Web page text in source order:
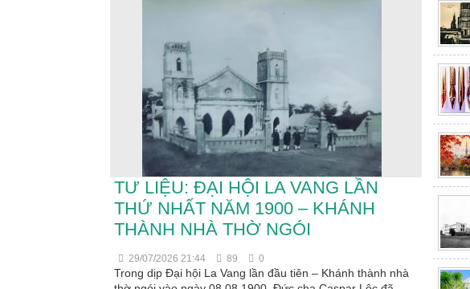
TƯ LIỆU: ĐẠI HỘI LA VANG LẦN
THỨ NHẤT NĂM 1900 – KHÁNH
THÀNH NHÀ THỜ NGÓI
29/07/2026 21:44 89 0
Trong dịp Đại hội La Vang lần đầu tiên – Khánh thành nhà